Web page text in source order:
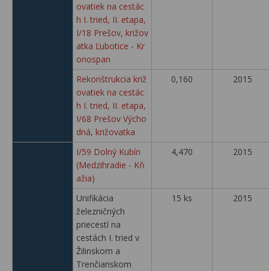
ovatiek na cestác
h I. tried, II. etapa,
I/18 Prešov, križov
atka Ľubotice - Kr
onospan
Rekonštrukcia križ
ovatiek na cestác
h I. tried, II. etapa,
I/68 Prešov Výcho
dná, križovatka
0,160 2015
I/59 Dolný Kubín
(Medzihradie - Kň
ažia)
4,470 2015
Unifikácia
železničných
priecestí na
cestách I. tried v
Žilinskom a
Trenčianskom
15 ks 2015